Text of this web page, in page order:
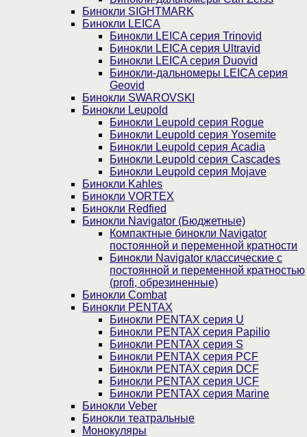
Бинокли SIGHTMARK
Бинокли LEICA
Бинокли LEICA серия Trinovid
Бинокли LEICA серия Ultravid
Бинокли LEICA серия Duovid
Бинокли-дальномеры LEICA серия
Geovid
Бинокли SWAROVSKI
Бинокли Leupold
Бинокли Leupold серия Rogue
Бинокли Leupold серия Yosemite
Бинокли Leupold серия Acadia
Бинокли Leupold серия Cascades
Бинокли Leupold серия Mojave
Бинокли Kahles
Бинокли VORTEX
Бинокли Redfied
Бинокли Navigator (Бюджетные)
Компактные бинокли Navigator
постоянной и переменной кратности
Бинокли Navigator классические с
постоянной и переменной кратностью
(profi, обрезиненные)
Бинокли Combat
Бинокли PENTAX
Бинокли PENTAX серия U
Бинокли PENTAX серия Papilio
Бинокли PENTAX серия S
Бинокли PENTAX серия PCF
Бинокли PENTAX серия DCF
Бинокли PENTAX серия UCF
Бинокли PENTAX серия Marine
Бинокли Veber
Бинокли театральные
Монокуляры